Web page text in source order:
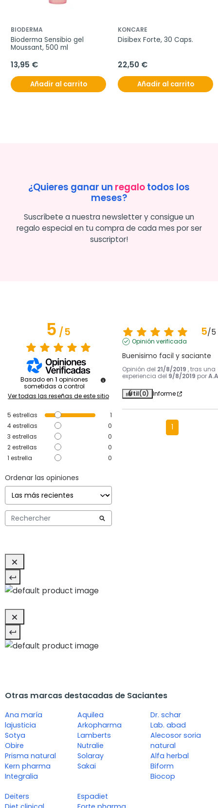
BIODERMA
Bioderma Sensibio gel
Moussant, 500 ml
13,95 €
Añadir al carrito
KONCARE
Disibex Forte, 30 Caps.
22,50 €
Añadir al carrito
¿Quieres ganar un regalotodos los
meses?
Suscríbete a nuestra newsletter y consigue un
regalo especial en tu compra de cada mes por ser
suscriptor!
5/5
Basado en 1 opiniones
sometidas a control
Ver todas las reseñas de este sitio
5 estrellas
1
4estrellas
0
3 estrellas
0
2estrellas
0
1 estrella 0
Ordenar las opiniones
5/5
Opinión verificada
Buenisimo facil y saciante
Opinión del 21/8/2019 , tras una
experiencia del 9/8/2019 por
Útil(0) Informe
1
Otras marcas destacadas de Saciantes
Ana maría
lajusticia
Sotya
Obire
Prisma natural
Kern pharma
Integralia
Aquilea
Arkopharma
Lamberts
Nutralie
Solaray
Sakai
Dr. schar
Lab. abad
Alecosor soria
natural
Alfa herbal
Biform
Biocop
Deiters
Espadiet